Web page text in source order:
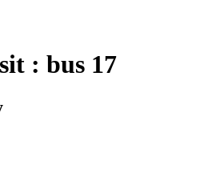
: bus 17